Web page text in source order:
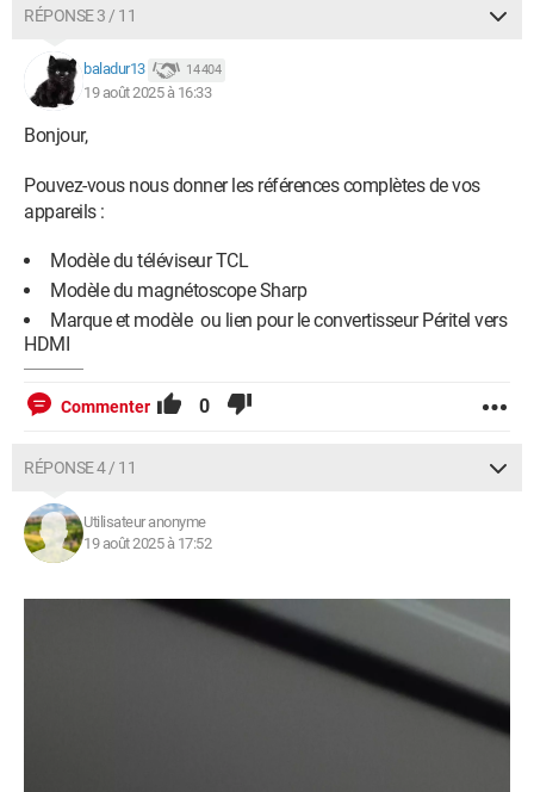
RÉPONSE 3 / 11
baladur13 14 404
19 août 2025 à 16:33
Bonjour,
Pouvez-vous nous donner les références complètes de vos
appareils :
Modèle du téléviseur TCL
Modèle du magnétoscope Sharp
Marque et modèle ou lien pour le convertisseur Péritel vers
HDMI
Commenter 0
RÉPONSE 4 / 11
Utilisateur anonyme
19 août 2025 à 17:52